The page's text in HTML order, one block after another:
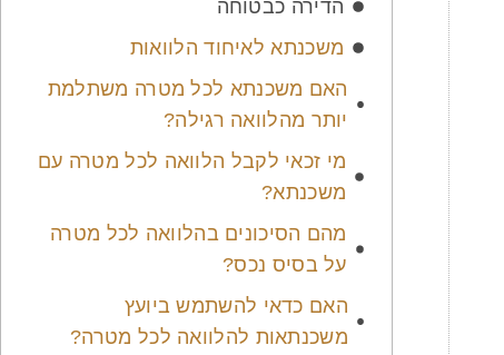
הדירה כבטוחה
משכנתא לאיחוד הלוואות
האם משכנתא לכל מטרה משתלמת
יותר מהלוואה רגילה?
מי זכאי לקבל הלוואה לכל מטרה עם
משכנתא?
מהם הסיכונים בהלוואה לכל מטרה
על בסיס נכס?
האם כדאי להשתמש ביועץ
משכנתאות להלוואה לכל מטרה?